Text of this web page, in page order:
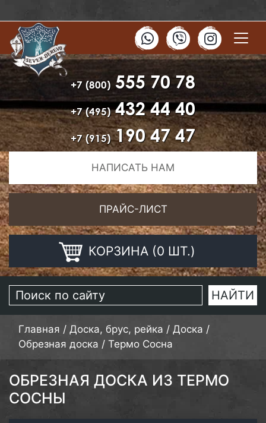
+7 (800) 555 70 78
+7 (495)432 44 40
+7 (915)190 47 47
НАПИСАТЬ НАМ
ПРАЙС-ЛИСТ
КОРЗИНА (0 ШТ.)
Главная / Доска, брус, рейка / Доска /
Обрезная доска / Термо Сосна
ОБРЕЗНАЯ ДОСКА ИЗ ТЕРМО
СОСНЫ